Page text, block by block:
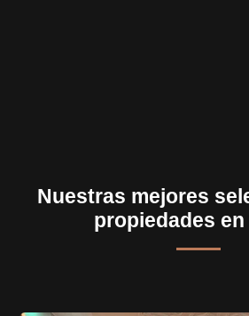
Nuestras mejores
propiedades